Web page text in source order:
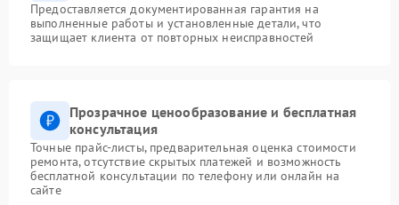
Предоставляется документированная гарантия на
выполненные работы и установленные детали, что
защищает клиента от повторных неисправностей
Прозрачное ценообразование и бесплатная
консультация
Точные прайс-листы, предварительная оценка стоимости
ремонта, отсутствие скрытых платежей и возможность
бесплатной консультации по телефону или онлайн на
сайте